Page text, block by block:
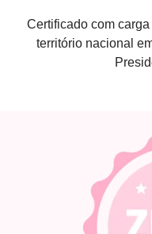
Certificado com
território nacional